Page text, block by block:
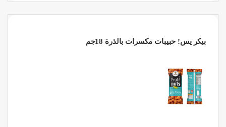
بيكر يس! حبيبات مكسرات بالذرة 18جم